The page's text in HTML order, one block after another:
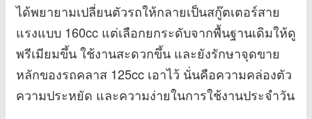
ได้พยายามเปลี่ยนตัวรถให้กลายเป็นสกู๊ตเตอร์สาย
แรงแบบ 160cc แต่เลือกยกระดับจากพื้นฐานเดิมให้ดู
พรีเมียมขึ้น ใช้งานสะดวกขึ้น และยังรักษาจุดขาย
หลักของรถคลาส 125cc เอาไว้ นั่นคือความคล่องตัว
ความประหยัด และความง่ายในการใช้งานประจำวัน